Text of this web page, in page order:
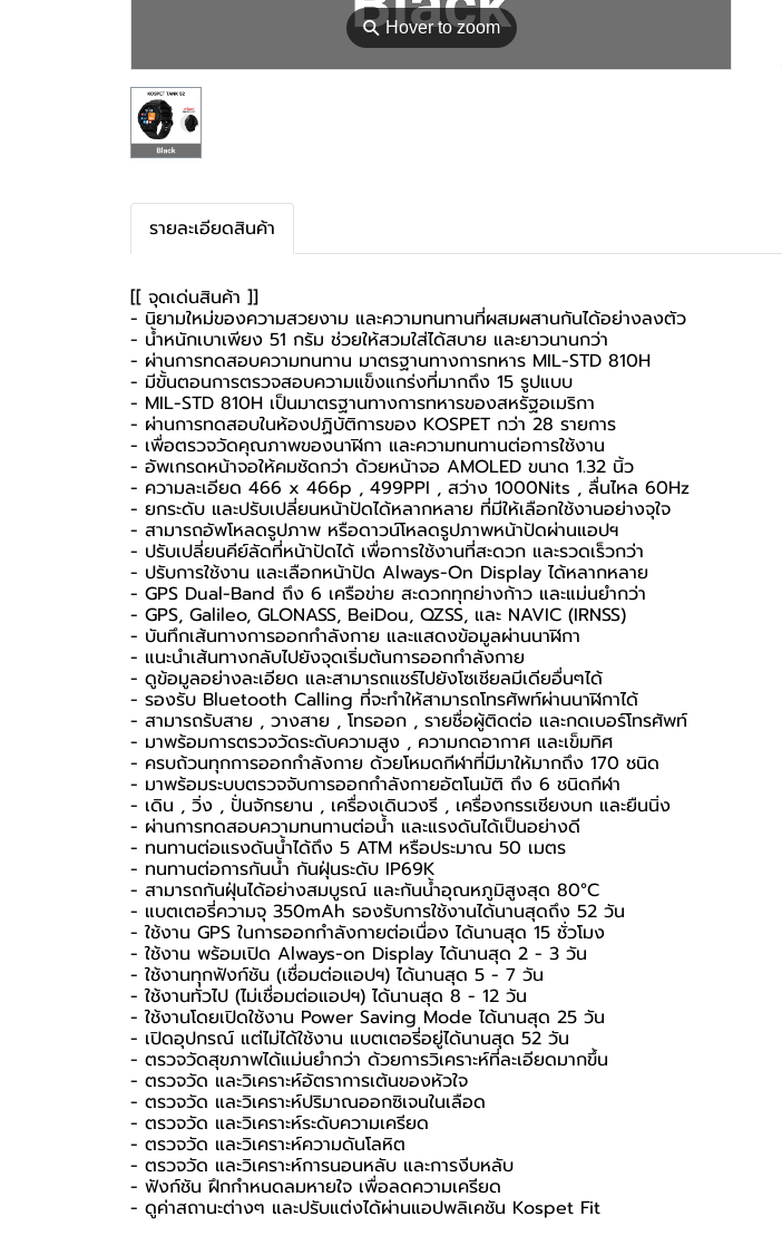
⚲Hover to zoom
รายละเอียดสินค้า
[[ จุดเด่นสินค้า ]]
- นิยามใหม่ของความสวยงาม และความทนทานที่ผสมผสานกันได้อย่างลงตัว
- น้ำหนักเบาเพียง 51 กรัม ช่วยให้สวมใส่ได้สบาย และยาวนานกว่า
- ผ่านการทดสอบความทนทาน มาตรฐานทางการทหาร MIL-STD 810H
- มีขั้นตอนการตรวจสอบความแข็งแกร่งที่มากถึง 15 รูปแบบ
- MIL-STD 810H เป็นมาตรฐานทางการทหารของสหรัฐอเมริกา
- ผ่านการทดสอบในห้องปฏิบัติการของ KOSPET กว่า 28 รายการ
- เพื่อตรวจวัดคุณภาพของนาฬิกา และความทนทานต่อการใช้งาน
- อัพเกรดหน้าจอให้คมชัดกว่า ด้วยหน้าจอ AMOLED ขนาด 1.32 นิ้ว
- ความละเอียด 466 x 466p , 499PPI , สว่าง 1000Nits , ลื่นไหล 60Hz
- ยกระดับ และปรับเปลี่ยนหน้าปัดได้หลากหลาย ที่มีให้เลือกใช้งานอย่างจุใจ
- สามารถอัพโหลดรูปภาพ หรือดาวน์โหลดรูปภาพหน้าปัดผ่านแอปฯ
- ปรับเปลี่ยนคีย์ลัดที่หน้าปัดได้ เพื่อการใช้งานที่สะดวก และรวดเร็วกว่า
- ปรับการใช้งาน และเลือกหน้าปัด Always-On Display ได้หลากหลาย
- GPS Dual-Band ถึง 6 เครือข่าย สะดวกทุกย่างก้าว และแม่นยำกว่า
- GPS, Galileo, GLONASS, BeiDou, QZSS, และ NAVIC (IRNSS)
- บันทึกเส้นทางการออกกำลังกาย และแสดงข้อมูลผ่านนาฬิกา
- แนะนำเส้นทางกลับไปยังจุดเริ่มต้นการออกกำลังกาย
- ดูข้อมูลอย่างละเอียด และสามารถแชร์ไปยังโซเชียลมีเดียอื่นๆได้
- รองรับ Bluetooth Calling ที่จะทำให้สามารถโทรศัพท์ผ่านนาฬิกาได้
- สามารถรับสาย , วางสาย , โทรออก , รายชื่อผู้ติดต่อ และกดเบอร์โทรศัพท์
- มาพร้อมการตรวจวัดระดับความสูง , ความกดอากาศ และเข็มทิศ
- ครบถ้วนทุกการออกกำลังกาย ด้วยโหมดกีฬาที่มีมาให้มากถึง 170 ชนิด
- มาพร้อมระบบตรวจจับการออกกำลังกายอัตโนมัติ ถึง 6 ชนิดกีฬา
- เดิน , วิ่ง , ปั่นจักรยาน , เครื่องเดินวงรี , เครื่องกรรเชียงบก และยืนนิ่ง
- ผ่านการทดสอบความทนทานต่อน้ำ และแรงดันได้เป็นอย่างดี
- ทนทานต่อแรงดันน้ำได้ถึง 5 ATM หรือประมาณ 50 เมตร
- ทนทานต่อการกันน้ำ กันฝุ่นระดับ IP69K
- สามารถกันฝุ่นได้อย่างสมบูรณ์ และกันน้ำอุณหภูมิสูงสุด 80°C
- แบตเตอรี่ความจุ 350mAh รองรับการใช้งานได้นานสุดถึง 52 วัน
- ใช้งาน GPS ในการออกกำลังกายต่อเนื่อง ได้นานสุด 15 ชั่วโมง
- ใช้งาน พร้อมเปิด Always-on Display ได้นานสุด 2 - 3 วัน
- ใช้งานทุกฟังก์ชัน (เชื่อมต่อแอปฯ) ได้นานสุด 5 - 7 วัน
- ใช้งานทั่วไป (ไม่เชื่อมต่อแอปฯ) ได้นานสุด 8 - 12 วัน
- ใช้งานโดยเปิดใช้งาน Power Saving Mode ได้นานสุด 25 วัน
- เปิดอุปกรณ์ แต่ไม่ได้ใช้งาน แบตเตอรี่อยู่ได้นานสุด 52 วัน
- ตรวจวัดสุขภาพได้แม่นยำกว่า ด้วยการวิเคราะห์ที่ละเอียดมากขึ้น
- ตรวจวัด และวิเคราะห์อัตราการเต้นของหัวใจ
- ตรวจวัด และวิเคราะห์ปริมาณออกซิเจนในเลือด
- ตรวจวัด และวิเคราะห์ระดับความเครียด
- ตรวจวัด และวิเคราะห์ความดันโลหิต
- ตรวจวัด และวิเคราะห์การนอนหลับ และการงีบหลับ
- ฟังก์ชัน ฝึกกำหนดลมหายใจ เพื่อลดความเครียด
- ดูค่าสถานะต่างๆ และปรับแต่งได้ผ่านแอปพลิเคชัน Kospet Fit